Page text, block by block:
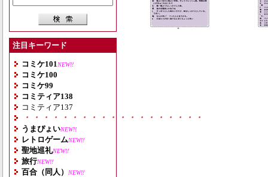
注目キーワード
コミケ101 NEW!!
コミケ100
コミケ99
コミティア138
コミティア137
・・・・・・・・・・・・・・・・・・・
うまぴょいNEW!!
レトロゲームNEW!!
聖地巡礼NEW!!
旅行NEW!!
百合（同人） NEW!!